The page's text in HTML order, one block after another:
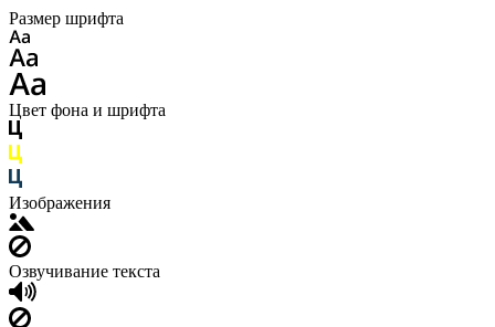
Размер шрифта
Цвет фона и шрифта
Изображения
Озвучивание текста